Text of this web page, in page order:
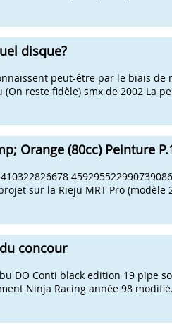
disque?
peut-être par le biais
reste fidèle) smx de 2002 La
Orange (80cc) Peinture
sur la Rieju MRT Pro (modèle
concour
Conti black edition 19 pipe
Ninja Racing année 98